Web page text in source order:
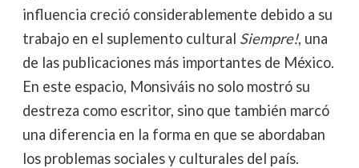
influencia creció considerablemente debido a su
trabajo en el suplemento cultural Siempre!, una
de las publicaciones más importantes de México.
En este espacio, Monsiváis no solo mostró su
destreza como escritor, sino que también marcó
una diferencia en la forma en que se abordaban
los problemas sociales y culturales del país.